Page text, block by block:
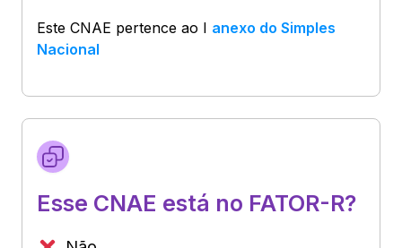
Este CNAE pertence ao I anexo do Simples
Nacional
Esse CNAE está no FATOR-R?